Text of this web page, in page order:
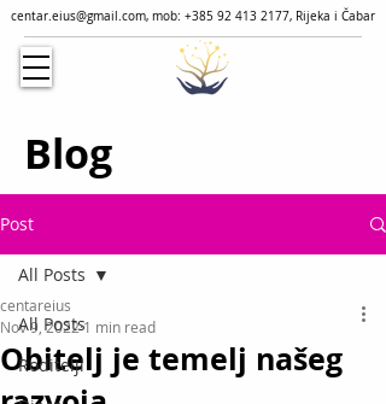
centar.eius@gmail.com, mob: +385 92 413 2177, Rijeka i Čabar
Blog
Post
All Posts
Roditelji
All Posts
Obitelj je temelj našeg
centareius
Nov 9, 20221 min read